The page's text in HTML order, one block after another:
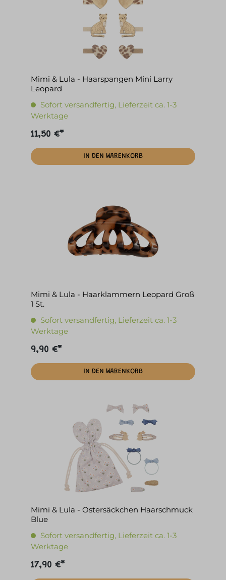
Mimi & Lula - Haarspangen Mini Larry
Leopard
Sofort versandfertig, Lieferzeit ca. 1-3
Werktage
11,50 €*
IN DEN WARENKORB
Mimi & Lula - Haarklammern Leopard Groß
1 St.
Sofort versandfertig, Lieferzeit ca. 1-3
Werktage
9,90 €*
IN DEN WARENKORB
Mimi & Lula - Ostersäckchen Haarschmuck
Blue
Sofort versandfertig, Lieferzeit ca. 1-3
Werktage
17,90 €*